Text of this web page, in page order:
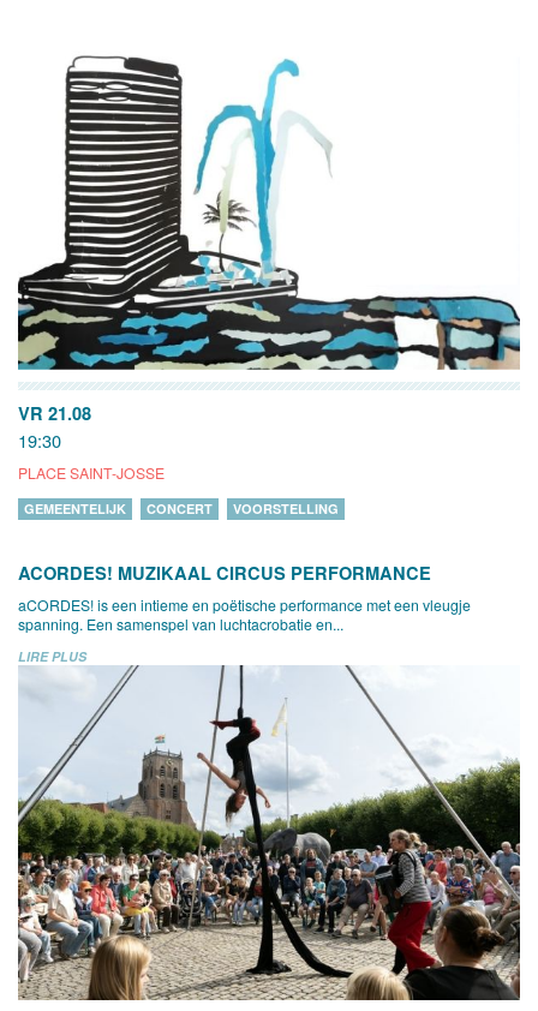
VR 21.08
19:30
PLACE SAINT-JOSSE
GEMEENTELIJK CONCERT VOORSTELLING
ACORDES! MUZIKAAL CIRCUS PERFORMANCE
aCORDES! is een intieme en poëtische performance met een vleugje
spanning. Een samenspel van luchtacrobatie en...
LIRE PLUS